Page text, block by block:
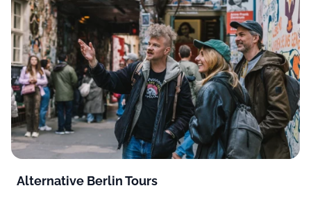
Alternative Berlin Tours